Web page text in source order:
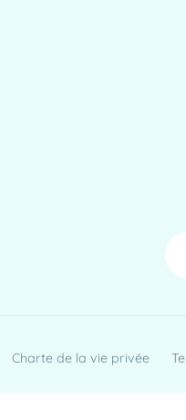
Charte de la vie privée